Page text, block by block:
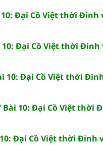
Đại Cồ Việt thời Đinh
10: Đại Cồ Việt thời Đinh
10: Đại Cồ Việt thời Đinh
10: Đại Cồ Việt thời
Đại Cồ Việt thời Đinh